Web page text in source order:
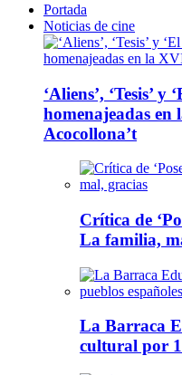
Portada
Noticias de cine
‘Aliens’, ‘Tesis’
homenajeadas en
Acocollona’t
Crítica de
La familia,
La Barraca
cultural por